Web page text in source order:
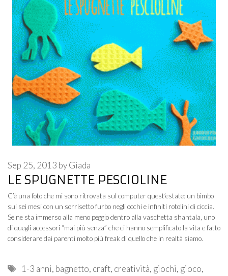
LE SPUGNETTE PESCIOLINE
Sep 25, 2013 byGiada
C’è una foto che mi sono ritrovata sul computer quest’estate: un bimbo
sui sei mesi con un sorrisetto furbo negli occhi e infiniti rotolini di ciccia.
Se ne sta immerso alla meno peggio dentro alla vaschetta shantala, uno
di quegli accessori “mai più senza” che ci hanno semplificato la vita e fatto
considerare dai parenti molto più freak di quello che in realtà siamo.
Tags
1-3 anni, bagnetto, craft, creatività, giochi, gioco,